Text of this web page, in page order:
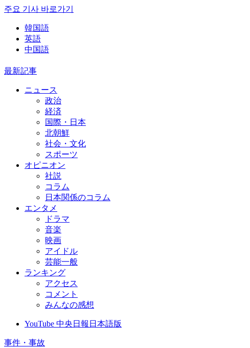
주요 기사 바로가기
韓国語
英語
中国語
最新記事
ニュース
政治
経済
国際・日本
北朝鮮
社会・文化
スポーツ
オピニオン
社説
コラム
日本関係のコラム
エンタメ
ドラマ
音楽
映画
アイドル
芸能一般
ランキング
アクセス
コメント
みんなの感想
YouTube 中央日報日本語版
事件・事故